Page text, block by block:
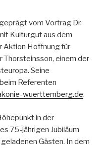
vom Vortrag Dr.
Kulturgut aus dem
Aktion Hoffnung für
Thorsteinsson, einem der
Seine
Referenten
wuerttemberg.de.
in der
75-jährigen Jubiläum
Gästen. In dem